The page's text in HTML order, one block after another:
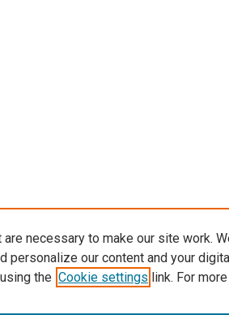
necessary to make our site work.
personalize our content and your
the Cookie settings link. For